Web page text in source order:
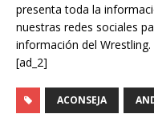
presenta toda la
nuestras redes sociales
información del Wrestling.
[ad_2]
ACONSEJA